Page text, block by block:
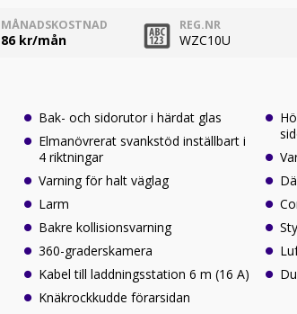
MÅNADSKOSTNAD
86kr/mån
REG.NR
WZC10U
Bak- och sidorutor i härdat glas
Elmanövrerat svankstöd inställbart i
4 riktningar
Varning för halt väglag
Larm
Bakre kollisionsvarning
360-graderskamera
Kabel till laddningsstation 6 m (16 A)
Knäkrockkudde förarsidan